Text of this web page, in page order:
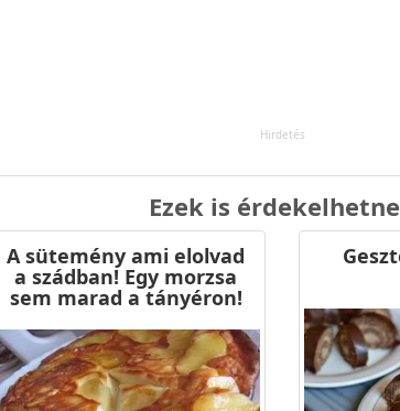
Ezek is
A sütemény ami elolvad
a szádban! Egy morzsa
sem marad a tányéron!